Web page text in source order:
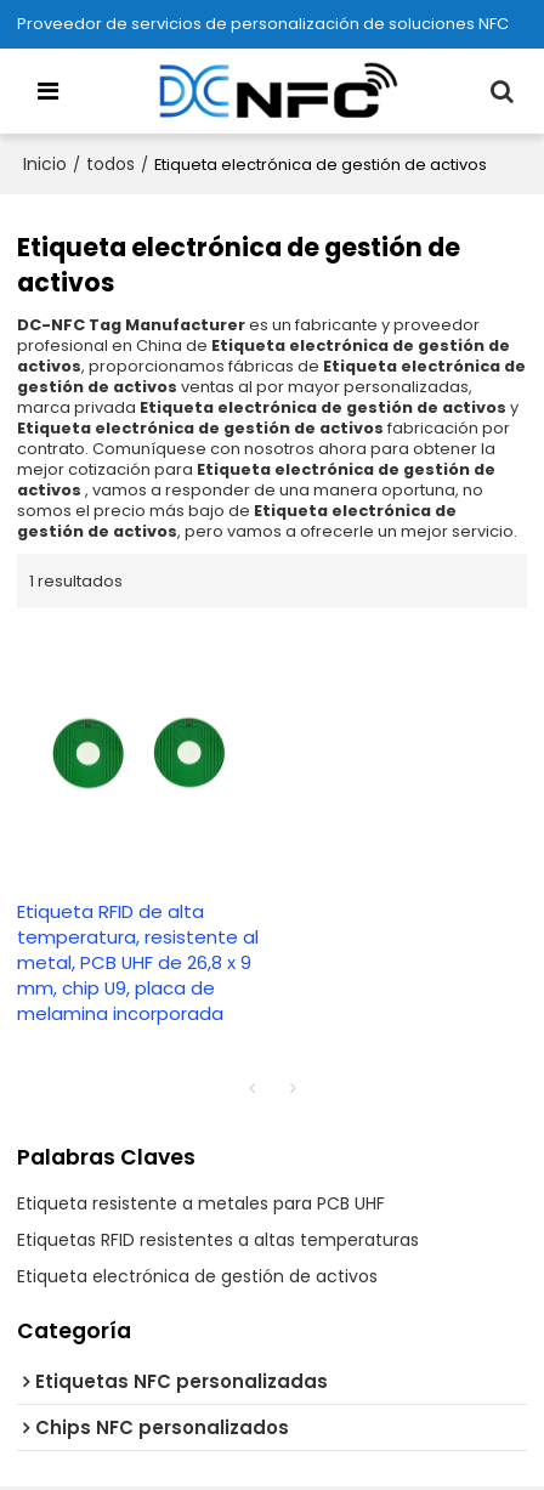
Proveedor de servicios de personalización de soluciones NFC
Inicio / todos / Etiqueta electrónica de gestión de activos
Etiqueta electrónica de gestión de
activos
DC-NFC Tag Manufactureres un fabricante y proveedor
profesional en China de Etiqueta electrónica de gestión de
activos, proporcionamos fábricas de Etiqueta electrónica de
gestión de activos ventas al por mayor personalizadas,
marca privada Etiqueta electrónica de gestión de activos y
Etiqueta electrónica de gestión de activos fabricación por
contrato. Comuníquese con nosotros ahora para obtener la
mejor cotización para Etiqueta electrónica de gestión de
activos , vamos a responder de una manera oportuna, no
somos el precio más bajo de Etiqueta electrónica de
gestión de activos, pero vamos a ofrecerle un mejor servicio.
1 resultados
Etiqueta RFID de alta
temperatura, resistente al
metal, PCB UHF de 26,8 x 9
mm, chip U9, placa de
melamina incorporada
Palabras Claves
Etiqueta resistente a metales para PCB UHF
Etiquetas RFID resistentes a altas temperaturas
Etiqueta electrónica de gestión de activos
Categoría
Etiquetas NFC personalizadas
Chips NFC personalizados